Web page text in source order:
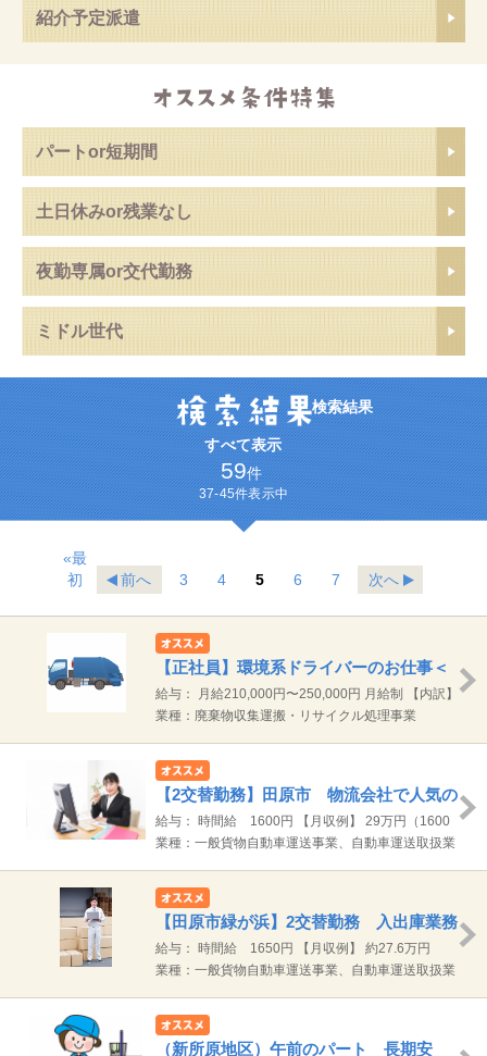
紹介予定派遣
パートor短期間
土日休みor残業なし
夜勤専属or交代勤務
ミドル世代
検索結果
すべて表示
59件
37-45件表示中
«最
初
前へ 3 4 5 6 7 次へ
【正社員】環境系ドライバーのお仕事＜
中型免許可＞
給与： 月給210,000円〜250,000円 月給制 【内訳】
基本給 ：170,000円～210,000円 運転手当：
円／特装手当：10,000円 その他手当別途支給 （時
間外・無事故手当、家族手当など） 交通費規定によ
り定額支給（上限 月20,000円まで） 運転手当
10,000円 精励手当 19,000円 特装手当 10,000円 調
整手当 1,000円
業種：廃棄物収集運搬・リサイクル処理事業
【2交替勤務】田原市 物流会社で人気の
事務職 未経験者活躍中
給与： 時間給 1600円 【月収例】 29万円（1600
円/時×8時間）×20日/月＋深夜割増+残業
業種：一般貨物自動車運送事業、自動車運送取扱業
【田原市緑が浜】2交替勤務 入出庫業務
の現場管理及び事務作業 未経験ＯＫ
給与： 時間給 1650円 【月収例】 約27.6万円
（1650円/時×8時間）×20日/月＋深夜割増
業種：一般貨物自動車運送事業、自動車運送取扱業
（新所原地区）午前のパート 長期安